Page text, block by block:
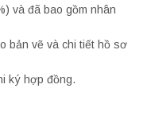
và đã bao gồm nhân
bản vẽ và chi tiết hồ sơ
ký hợp đồng.